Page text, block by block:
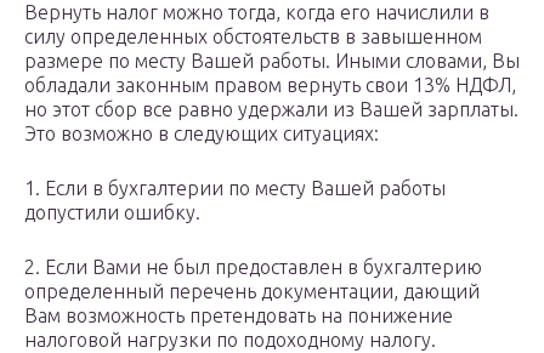
Вернуть налог можно тогда, когда его начислили в
силу определенных обстоятельств в завышенном
размере по месту Вашей работы. Иными словами, Вы
обладали законным правом вернуть свои 13% НДФЛ,
но этот сбор все равно удержали из Вашей зарплаты.
Это возможно в следующих ситуациях:
1. Если в бухгалтерии по месту Вашей работы
допустили ошибку.
2. Если Вами не был предоставлен в бухгалтерию
определенный перечень документации, дающий
Вам возможность претендовать на понижение
налоговой нагрузки по подоходному налогу.